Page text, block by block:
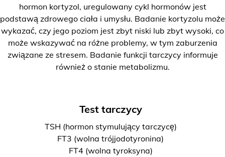
hormon kortyzol, uregulowany cykl hormonów jest
podstawą zdrowego ciała i umysłu. Badanie kortyzolu może
wykazać, czy jego poziom jest zbyt niski lub zbyt wysoki, co
może wskazywać na różne problemy, w tym zaburzenia
związane ze stresem. Badanie funkcji tarczycy informuje
również o stanie metabolizmu.
Test tarczycy
TSH (hormon stymulujący tarczycę)
FT3 (wolna trójjodotyronina)
FT4 (wolna tyroksyna)